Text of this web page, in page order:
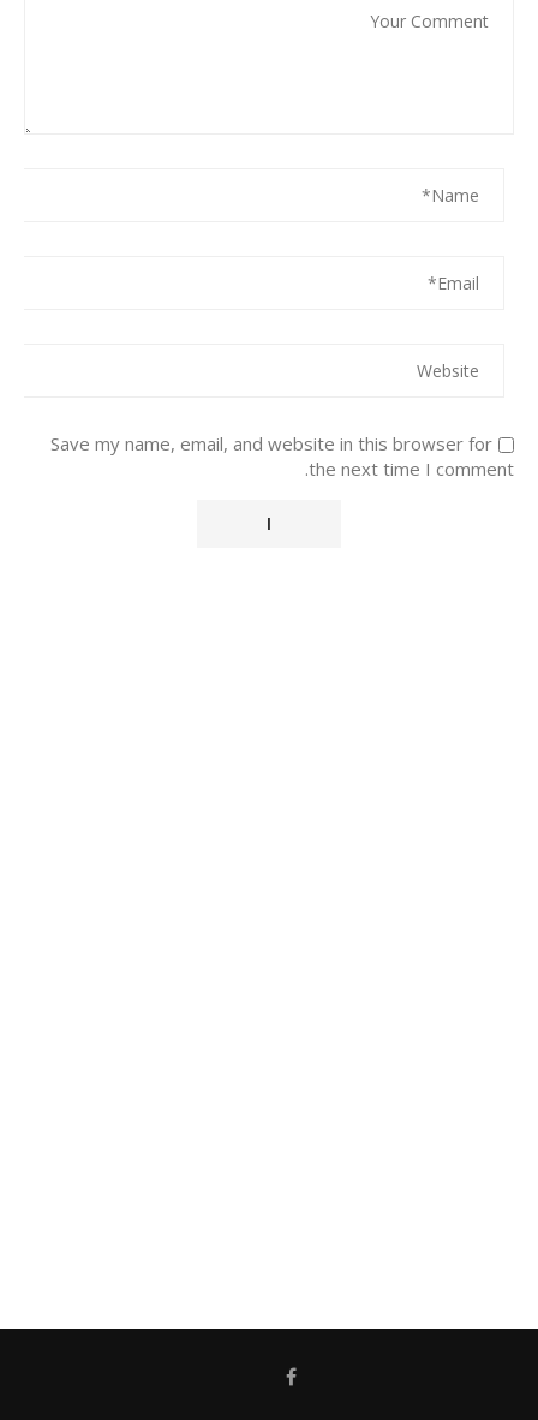
Save my name, email, and website in this browser for
the next time I comment.